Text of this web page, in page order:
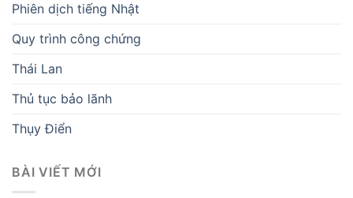
Phiên dịch tiếng Nhật
Quy trình công chứng
Thái Lan
Thủ tục bảo lãnh
Thụy Điển
BÀI VIẾT MỚI